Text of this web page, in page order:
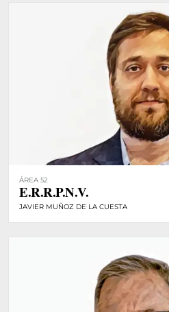
ÁREA 52
E.R.R.P.N.V.
JAVIER MUÑOZ DE LA CUESTA